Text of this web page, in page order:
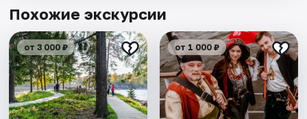
Похожие экскурсии
от 3 000 ₽ от 1 000 ₽